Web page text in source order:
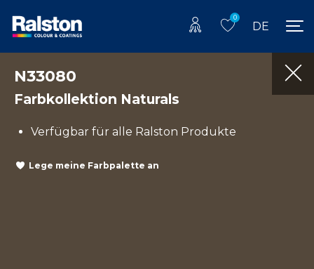
0
DE
N33080
Farbkollektion Naturals
Verfügbar für alle Ralston Produkte
Lege meine Farbpalette an